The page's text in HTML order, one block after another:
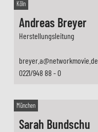
Köln
Andreas Breyer
Herstellungsleitung
breyer.a@networkmovie.de
0221/948 88 - 0
München
Sarah Bundschu